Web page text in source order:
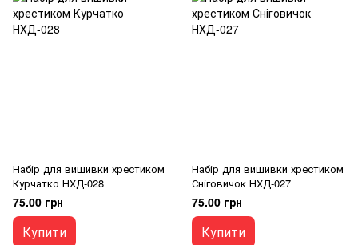
Набір для вишивки хрестиком
Курчатко НХД-028
75.00 грн
Купити
Набір для вишивки хрестиком
Сніговичок НХД-027
75.00 грн
Купити